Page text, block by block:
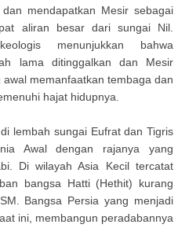
mendapatkan Mesir sebagai
aliran besar dari sungai Nil.
menunjukkan bahwa
lama ditinggalkan dan Mesir
memanfaatkan tembaga dan
hajat hidupnya.
lembah sungai Eufrat dan Tigris
Awal dengan rajanya yang
Di wilayah Asia Kecil tercatat
bangsa Hatti (Hethit) kurang
Bangsa Persia yang menjadi
ini, membangun peradabannya